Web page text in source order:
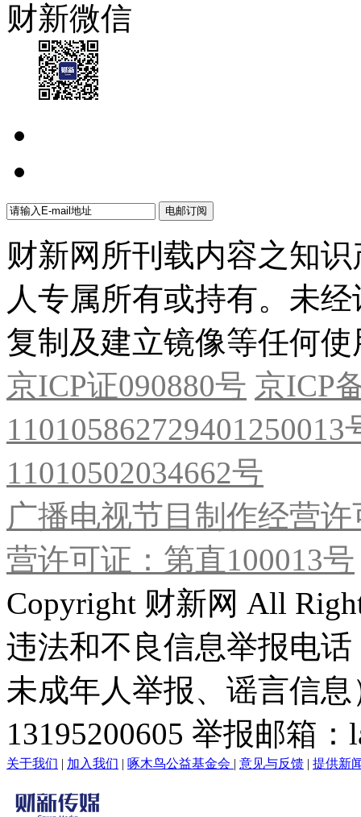
财新微信
财新网所刊载内容之知
人专属所有或持有。未
复制及建立镜像等任何使
京ICP证090880号 京ICP
11010502034662号
广播电视节目制作经营
营许可证：第直100013号
Copyright 财新网 All
违法和不良信息举报电
未成年人举报、谣言信
13195200605 举报邮箱
关于我们 | 加入我们 | 啄木鸟公益基金会 | 意见与反馈 | 提供新